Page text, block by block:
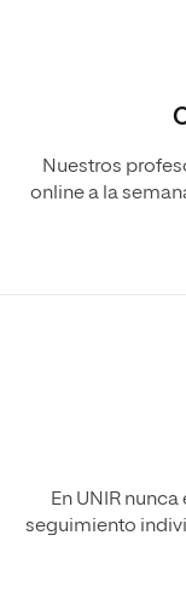
Nuestros
online a la
En UNIR
seguimiento